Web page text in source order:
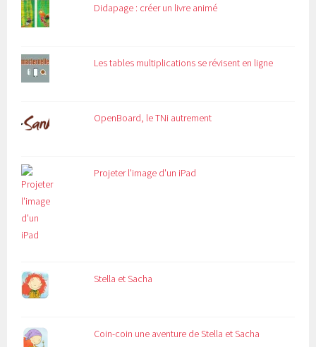
Didapage : créer un livre animé
Les tables multiplications se révisent en ligne
OpenBoard, le TNi autrement
Projeter l'image d'un iPad
Stella et Sacha
Coin-coin une aventure de Stella et Sacha